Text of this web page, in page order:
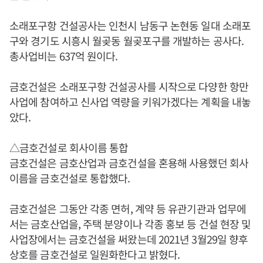
소래포구항 건설공사는 인천시 남동구 논현동 일대 소래포
구와 경기도 시흥시 월곶동 월곶포구를 개발하는 공사다.
총사업비는 637억 원이다.
금호건설은 소래포구항 건설공사를 시작으로 다양한 항만
사업에 참여하고 신사업 역량을 키워가겠다는 계획을 내놓
았다.
△금호건설로 회사이름 통합
금호건설은 금호산업과 금호건설을 혼용해 사용했던 회사
이름을 금호건설로 통합했다.
금호건설은 그동안 각종 면허, 계약 등 유관기관과 업무에
서는 금호산업을, 주택 분양이나 각종 홍보 등 건설 현장 및
사업장에서는 금호건설을 써왔는데 2021년 3월29일 향후
상호를 금호건설로 일원화한다고 밝혔다.